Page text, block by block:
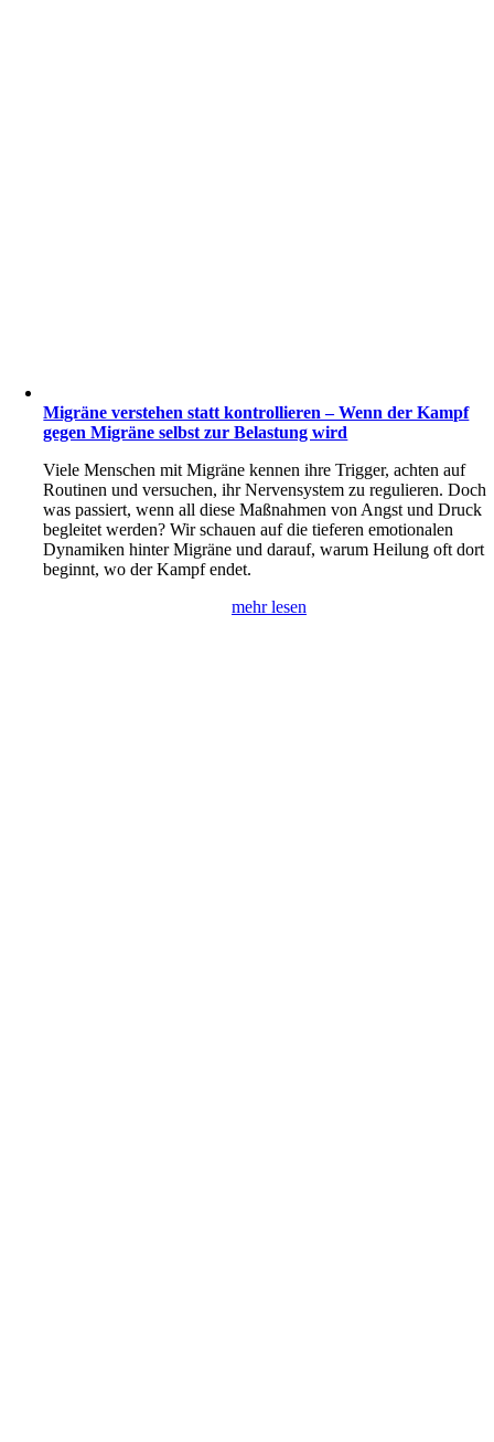
Migräne verstehen statt kontrollieren – Wenn der Kampf
gegen Migräne selbst zur Belastung wird
Viele Menschen mit Migräne kennen ihre Trigger, achten auf
Routinen und versuchen, ihr Nervensystem zu regulieren. Doch
was passiert, wenn all diese Maßnahmen von Angst und Druck
begleitet werden? Wir schauen auf die tieferen emotionalen
Dynamiken hinter Migräne und darauf, warum Heilung oft dort
beginnt, wo der Kampf endet.
mehr lesen